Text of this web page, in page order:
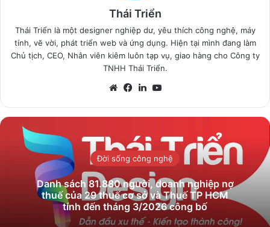
Thái Triển
Thái Triển là một designer nghiệp dư, yêu thích công nghệ, máy
tính, vẽ vời, phát triển web và ứng dụng. Hiện tại mình đang làm
Chủ tịch, CEO, Nhân viên kiêm luôn tạp vụ, giao hàng cho Công ty
TNHH Thái Triển.
WebsiteFacebook
LinkedIn
Đời sống công nghệ
Danh sách 81.880‬ người, doanh nghiệp nợ
thuế của 29 thuế cơ sở và Thuế TP HCM
tính đến tháng 3/2026 công bố